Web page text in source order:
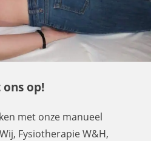
op!
met onze manueel
Fysiotherapie W&H,